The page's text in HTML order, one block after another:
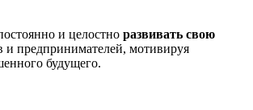
и целостно развивать свою
и предпринимателей, мотивируя
будущего.